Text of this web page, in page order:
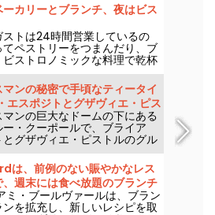
カリーとブランチ、夜はビス
トは24時間営業しているの
ペストリーをつまんだり、ブ
ストロノミックな料理で乾杯
ンの秘密で手頃なティータイ
エスポジトとグザヴィエ・ピス
ンの巨大なドームの下にある
・クーポールで、ブライア
グザヴィエ・ピストルのグル
楽しみませんか？グルメであ
きる、誰もが楽しめるレスト
、前例のない賑やかなレス
、週末には食べ放題のブランチ
ミ・ブールヴァールは、ブラン
を拡充し、新しいレシピを取